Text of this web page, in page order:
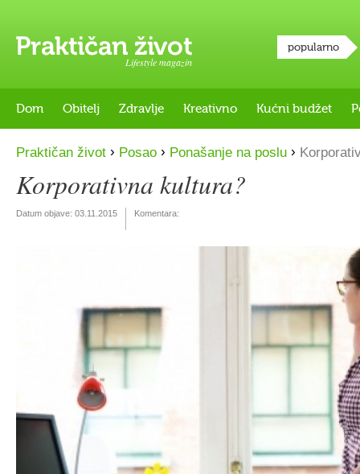
Lifestyle magazin
popularno
Dom Obitelj Zdravlje Kreativno Kućni budžet
Praktičan život › Posao › Ponašanje na poslu ›
Korporativna kultura?
Datum objave: 03.11.2015 Komentara: